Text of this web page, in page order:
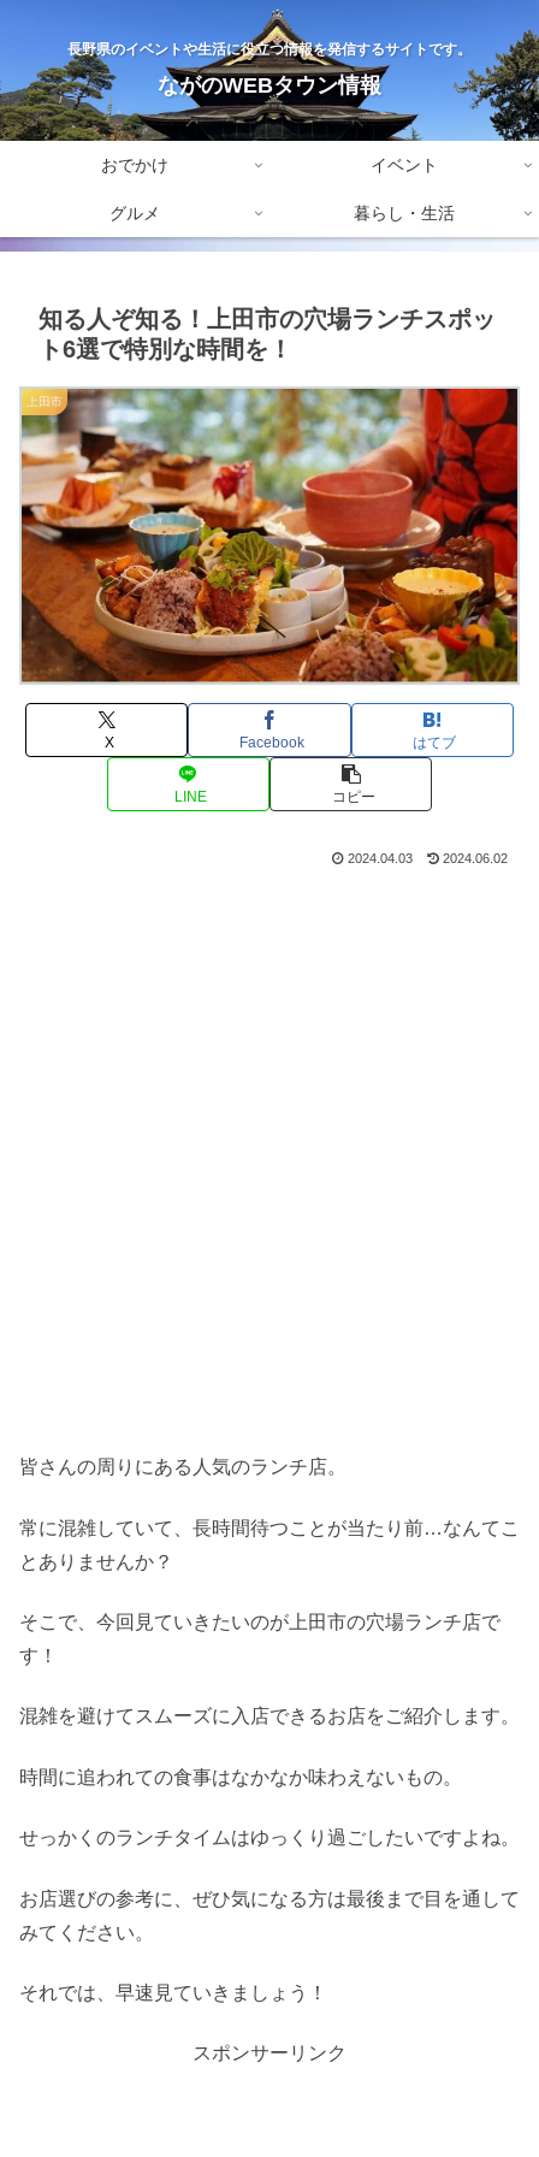
長野県のイベントや生活に役立つ情報を発信するサイトです。
ながのWEBタウン情報
おでかけ イベント
グルメ 暮らし・生活
知る人ぞ知る！上田市の穴場ランチスポッ
ト6選で特別な時間を！
上田市
X Facebook はてブ
LINE コピー
2024.04.03 2024.06.02
皆さんの周りにある人気のランチ店。
常に混雑していて、長時間待つことが当たり前…なんてこ
とありませんか？
そこで、今回見ていきたいのが上田市の穴場ランチ店で
す！
混雑を避けてスムーズに入店できるお店をご紹介します。
時間に追われての食事はなかなか味わえないもの。
せっかくのランチタイムはゆっくり過ごしたいですよね。
お店選びの参考に、ぜひ気になる方は最後まで目を通して
みてください。
それでは、早速見ていきましょう！
スポンサーリンク